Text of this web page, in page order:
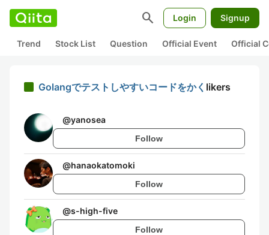
search Login Signup
Trend Stock List Question Official Event Official
Golangでテストしやすいコードをかく likers
@yanosea
Follow
@hanaokatomoki
Follow
@s-high-five
Follow